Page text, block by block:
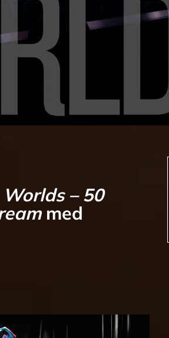
Video
– 50
med